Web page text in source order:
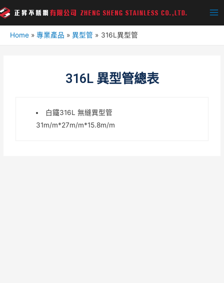
Home 專業產品 異型管 316L異型管
316L 異型管總表
白鐵316L 無縫異型管
31m/m*27m/m*15.8m/m